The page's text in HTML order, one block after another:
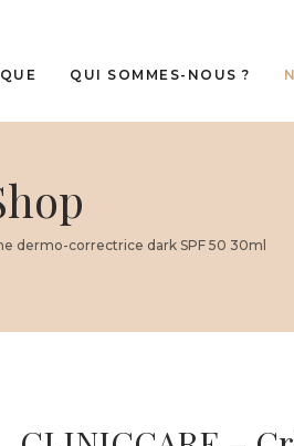
Oxyprolane
QUI SOMMES-NOUS ?
dermo-correctrice dark SPF 50 30ml